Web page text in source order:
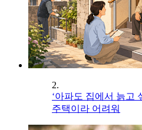
2.
‘아파도 집에서 늙고
주택이라 어려워